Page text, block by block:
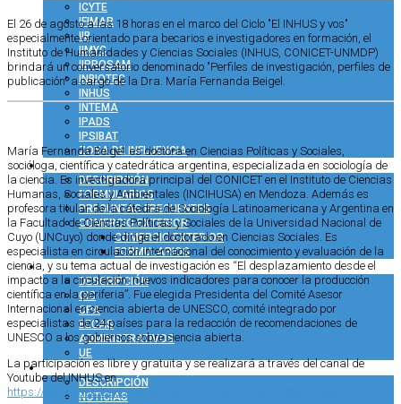
ICYTE
IFIMAR
IIB
IIMYC
IIPROSAM
INBIOTEC
INHUS
INTEMA
IPADS
IPSIBAT
ZONA DE INFLUENCIA
ADMINISTRACIÓN
DESCRIPCIÓN
FORMULARIOS
PREGUNTAS FRECUENTES
COMERCIO EXTERIOR
COMERCIO EXTERIOR
FORMULARIOS
RRHH
DESCRIPCIÓN
CIC
CPA
BECAS
ADMINISTRATIVOS
UE
COMUNICACIÓN
DESCRIPCIÓN
NOTICIAS
El 26 de agosto a las 18 horas en el marco del Ciclo "El INHUS y vos"
especialmente orientado para becarios e investigadores en formación, el
Instituto de Humanidades y Ciencias Sociales (INHUS, CONICET-UNMDP)
brindará un conversatorio denominado "Perfiles de investigación, perfiles de
publicación" a cargo de la Dra. María Fernanda Beigel.
María Fernanda Beigel es doctora en Ciencias Políticas y Sociales,
socióloga, científica y catedrática argentina, especializada en sociología de
la ciencia. Es investigadora principal del CONICET en el Instituto de Ciencias
Humanas, Sociales y Ambientales (INCIHUSA) en Mendoza. Además es
profesora titular de la cátedra de Sociología Latinoamericana y Argentina en
la Facultad de Ciencias Políticas y Sociales de la Universidad Nacional de
Cuyo (UNCuyo) donde dirige el doctorado en Ciencias Sociales. Es
especialista en circulación internacional del conocimiento y evaluación de la
ciencia, y su tema actual de investigación es “El desplazamiento desde el
impacto a la circulación: nuevos indicadores para conocer la producción
científica en la periferia”. Fue elegida Presidenta del Comité Asesor
Internacional en ciencia abierta de UNESCO, comité integrado por
especialistas de 24 países para la redacción de recomendaciones de
UNESCO a los gobiernos sobre ciencia abierta.
La participación es libre y gratuita y se realizará a través del canal de
Youtube del INHUS en
https://www.youtube.com/channel/UCJXG2ICpO2eCjBZSQhtpcyQ